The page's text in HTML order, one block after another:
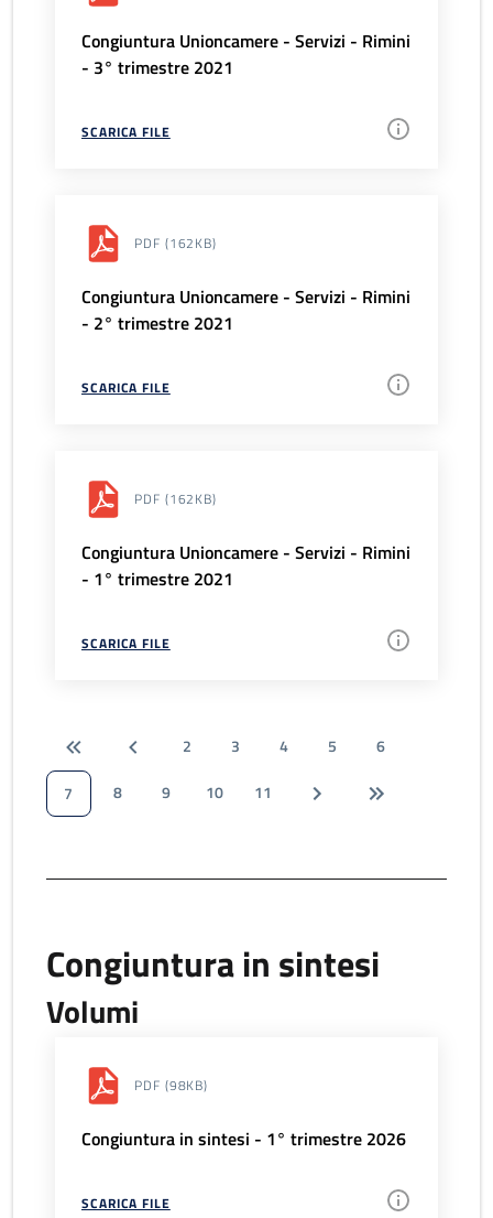
Congiuntura Unioncamere - Servizi - Rimini
- 3° trimestre 2021
SCARICA FILE
PDF (162KB)
Congiuntura Unioncamere - Servizi - Rimini
- 2° trimestre 2021
SCARICA FILE
PDF (162KB)
Congiuntura Unioncamere - Servizi - Rimini
- 1° trimestre 2021
SCARICA FILE
2 3 4 5
6
7
8 9 10 11
Congiuntura in sintesi
Volumi
PDF (98KB)
Congiuntura in sintesi - 1° trimestre 2026
SCARICA FILE